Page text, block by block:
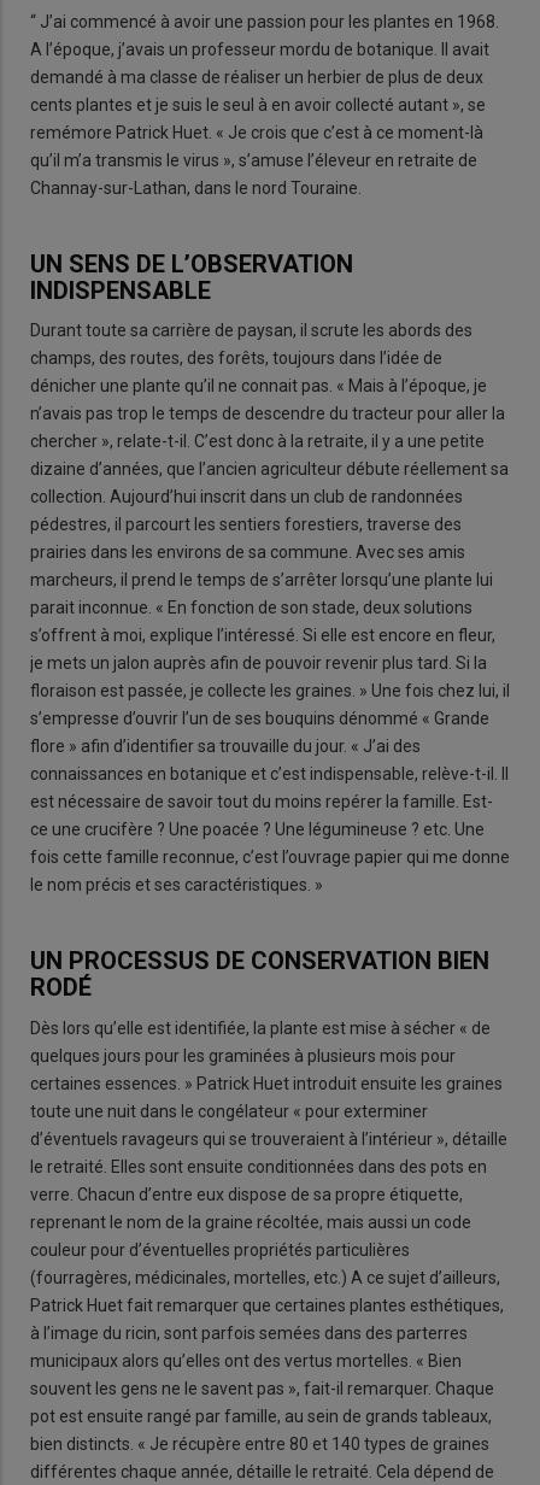
“ J’ai commencé à avoir une passion pour les plantes en 1968.
A l’époque, j’avais un professeur mordu de botanique. Il avait
demandé à ma classe de réaliser un herbier de plus de deux
cents plantes et je suis le seul à en avoir collecté autant », se
remémore Patrick Huet. « Je crois que c’est à ce moment-là
qu’il m’a transmis le virus », s’amuse l’éleveur en retraite de
Channay-sur-Lathan, dans le nord Touraine.
UN SENS DE L’OBSERVATION
INDISPENSABLE
Durant toute sa carrière de paysan, il scrute les abords des
champs, des routes, des forêts, toujours dans l’idée de
dénicher une plante qu’il ne connait pas. « Mais à l’époque, je
n’avais pas trop le temps de descendre du tracteur pour aller la
chercher », relate-t-il. C’est donc à la retraite, il y a une petite
dizaine d’années, que l’ancien agriculteur débute réellement sa
collection. Aujourd’hui inscrit dans un club de randonnées
pédestres, il parcourt les sentiers forestiers, traverse des
prairies dans les environs de sa commune. Avec ses amis
marcheurs, il prend le temps de s’arrêter lorsqu’une plante lui
parait inconnue. « En fonction de son stade, deux solutions
s’offrent à moi, explique l’intéressé. Si elle est encore en fleur,
je mets un jalon auprès afin de pouvoir revenir plus tard. Si la
floraison est passée, je collecte les graines. » Une fois chez lui, il
s’empresse d’ouvrir l’un de ses bouquins dénommé « Grande
flore » afin d’identifier sa trouvaille du jour. « J’ai des
connaissances en botanique et c’est indispensable, relève-t-il. Il
est nécessaire de savoir tout du moins repérer la famille. Est-
ce une crucifère ? Une poacée ? Une légumineuse ? etc. Une
fois cette famille reconnue, c’est l’ouvrage papier qui me donne
le nom précis et ses caractéristiques. »
UN PROCESSUS DE CONSERVATION BIEN
RODÉ
Dès lors qu’elle est identifiée, la plante est mise à sécher « de
quelques jours pour les graminées à plusieurs mois pour
certaines essences. » Patrick Huet introduit ensuite les graines
toute une nuit dans le congélateur « pour exterminer
d’éventuels ravageurs qui se trouveraient à l’intérieur », détaille
le retraité. Elles sont ensuite conditionnées dans des pots en
verre. Chacun d’entre eux dispose de sa propre étiquette,
reprenant le nom de la graine récoltée, mais aussi un code
couleur pour d’éventuelles propriétés particulières
(fourragères, médicinales, mortelles, etc.) A ce sujet d’ailleurs,
Patrick Huet fait remarquer que certaines plantes esthétiques,
à l’image du ricin, sont parfois semées dans des parterres
municipaux alors qu’elles ont des vertus mortelles. « Bien
souvent les gens ne le savent pas », fait-il remarquer. Chaque
pot est ensuite rangé par famille, au sein de grands tableaux,
bien distincts. « Je récupère entre 80 et 140 types de graines
différentes chaque année, détaille le retraité. Cela dépend de